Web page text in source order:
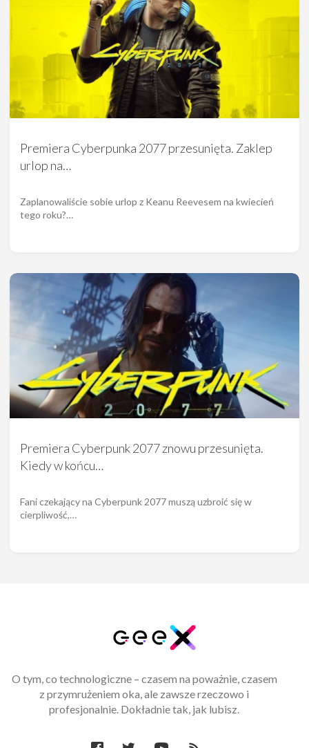
Premiera Cyberpunka 2077 przesunięta. Zaklep
urlop na…
Zaplanowaliście sobie urlop z Keanu Reevesem na kwiecień
tego roku?…
Premiera Cyberpunk 2077 znowu przesunięta.
Kiedy w końcu…
Fani czekający na Cyberpunk 2077 muszą uzbroić się w
cierpliwość,…
O tym, co technologiczne – czasem na poważnie, czasem
z przymrużeniem oka, ale zawsze rzeczowo i
profesjonalnie. Dokładnie tak, jak lubisz.